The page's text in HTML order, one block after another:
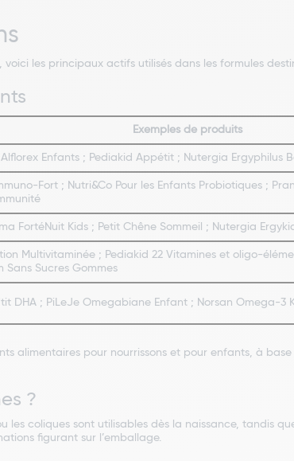
les principaux actifs utilisés dans les formules
Exemples de produits
Alflorex Enfants ; Pediakid Appétit ; Nutergia Ergyphilus
Fort ; Nutri&Co Pour les Enfants Probiotiques ;
FortéNuit Kids ; Petit Chêne Sommeil ; Nutergia
Multivitaminée ; Pediakid 22 Vitamines et oligo-
Sans Sucres Gommes
DHA ; PiLeJe Omegabiane Enfant ; Norsan Omega-3
alimentaires pour nourrissons et pour enfants, à
?
coliques sont utilisables dès la naissance, tandis
figurant sur l’emballage.